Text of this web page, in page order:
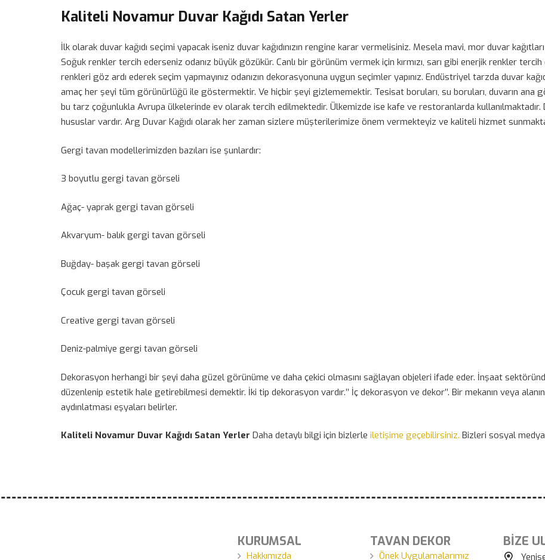
Kaliteli Novamur Duvar Kağıdı Satan Yerler
İlk olarak duvar kağıdı seçimi yapacak iseniz duvar kağıdınızın rengine karar vermelisiniz. Mesela mavi, mor duvar
Soğuk renkler tercih ederseniz odanız büyük gözükür. Canlı bir görünüm vermek için kırmızı, sarı gibi enerjik renkler
renkleri göz ardı ederek seçim yapmayınız odanızın dekorasyonuna uygun seçimler yapınız. Endüstriyel tarzda duvar
amaç her şeyi tüm görünürlüğü ile göstermektir. Ve hiçbir şeyi gizlememektir. Tesisat boruları, su boruları, duvarın ana
bu tarz çoğunlukla Avrupa ülkelerinde ev olarak tercih edilmektedir. Ülkemizde ise kafe ve restoranlarda kullanılmaktadır.
hususlar vardır. Arg Duvar Kağıdı olarak her zaman sizlere müşterilerimize önem vermekteyiz ve kaliteli hizmet
Gergi tavan modellerimizden bazıları ise şunlardır:
3 boyutlu gergi tavan görseli
Ağaç- yaprak gergi tavan görseli
Akvaryum- balık gergi tavan görseli
Buğday- başak gergi tavan görseli
Çocuk gergi tavan görseli
Creative gergi tavan görseli
Deniz-palmiye gergi tavan görseli
Dekorasyon herhangi bir şeyi daha güzel görünüme ve daha çekici olmasını sağlayan objeleri ifade eder. İnşaat
düzenlenip estetik hale getirebilmesi demektir. İki tip dekorasyon vardır.’’ İç dekorasyon ve dekor’’. Bir mekanın veya
aydınlatması eşyaları belirler.
Kaliteli Novamur Duvar Kağıdı Satan Yerler Daha detaylı bilgi için bizlerle iletişime geçebilirsiniz. Bizleri sosyal medya
KURUMSAL
Hakkımızda
TAVAN DEKOR
Önek Uygulamalarımız
BİZE